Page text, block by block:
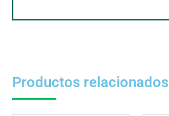
Productos relacionados